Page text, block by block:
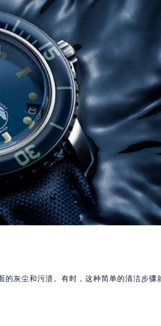
灰尘和污渍。有时，这种简单的清洁步骤